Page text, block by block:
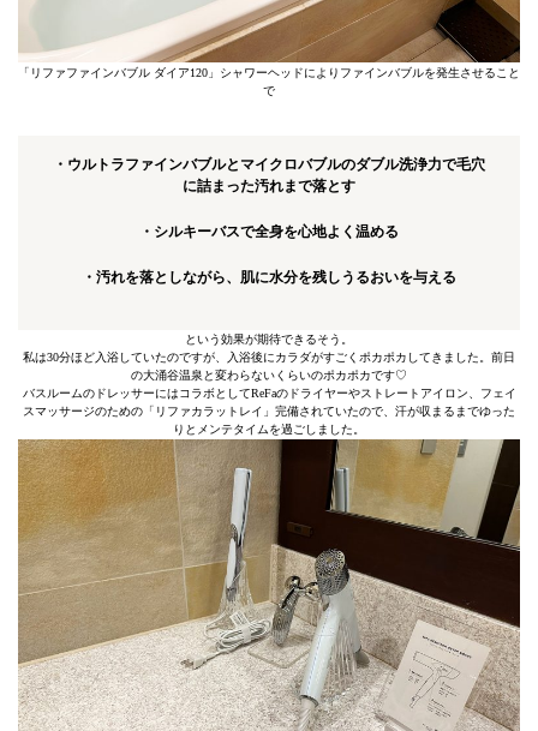
「リファファインバブル ダイア120」シャワーヘッドによりファインバブルを発生させること
で
・ウルトラファインバブルとマイクロバブルのダブル洗浄力で毛穴
に詰まった汚れまで落とす
・シルキーバスで全身を心地よく温める
・汚れを落としながら、肌に水分を残しうるおいを与える
という効果が期待できるそう。
私は30分ほど入浴していたのですが、入浴後にカラダがすごくポカポカしてきました。前日
の大涌谷温泉と変わらないくらいのポカポカです♡
バスルームのドレッサーにはコラボとしてReFaのドライヤーやストレートアイロン、フェイ
スマッサージのための「リファカラットレイ」完備されていたので、汗が収まるまでゆった
りとメンテタイムを過ごしました。